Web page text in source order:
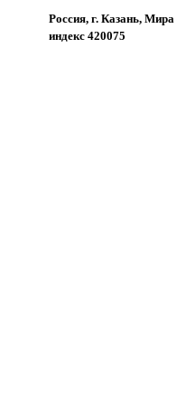
Россия, г. Казань,
индекс 420075